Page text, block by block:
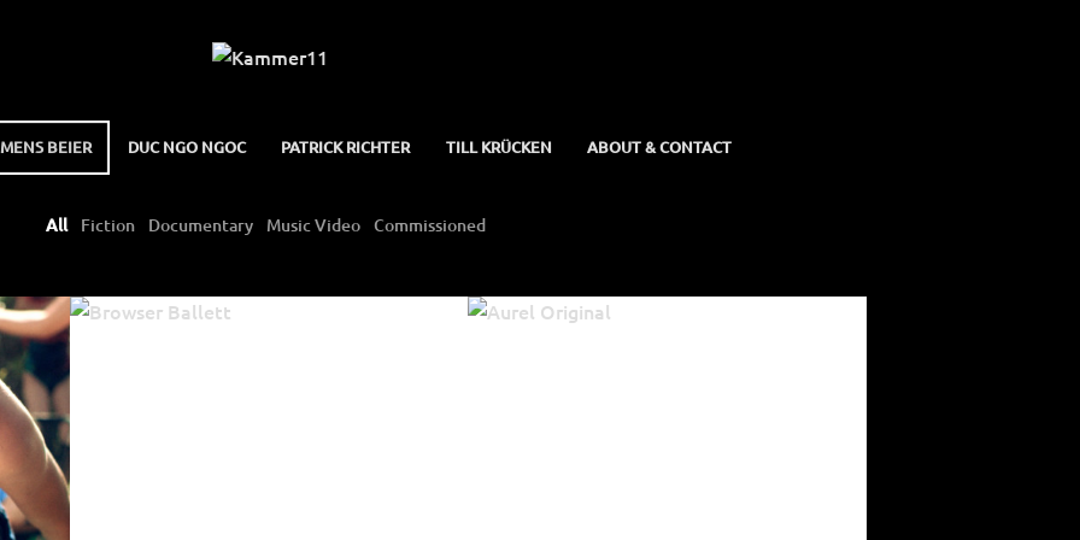
BEIER DUC NGO NGOC PATRICK RICHTER TILL KRÜCKEN ABOUT & CONTACT
All Fiction Documentary Music Video Commissioned